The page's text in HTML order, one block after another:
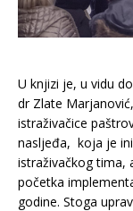
U knjizi je, u vidu
dr Zlate
istraživačice
nasljeđa, koja je
istraživačkog tima,
početka
godine. Stoga